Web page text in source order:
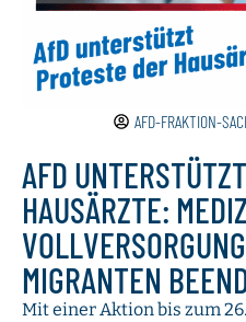
AFD-FRAKTION-
AFD
HAUSÄRZTE:
MIGRANTEN
Mit einer Aktion bis zum